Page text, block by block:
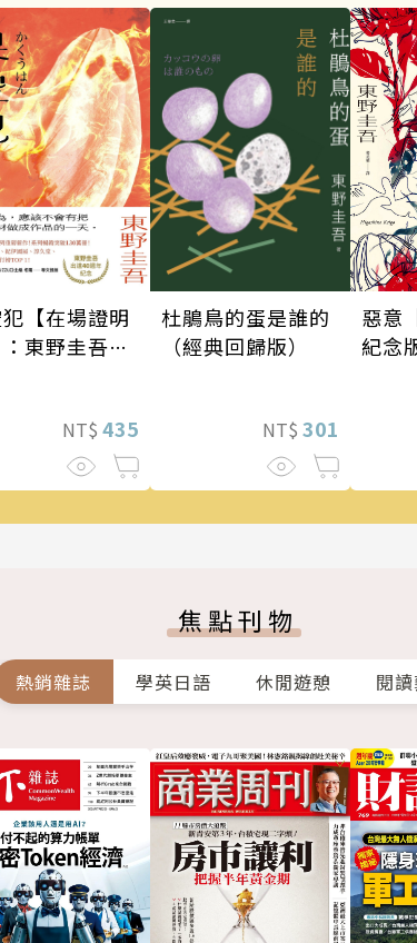
【在場證明
東野圭吾出
磅新作！
NT$ 435
杜鵑鳥的蛋是誰的
（經典回歸版）
NT$ 301
惡意
紀念
焦點刊物
熱銷雜誌 學英日語 休閒遊憩 閱